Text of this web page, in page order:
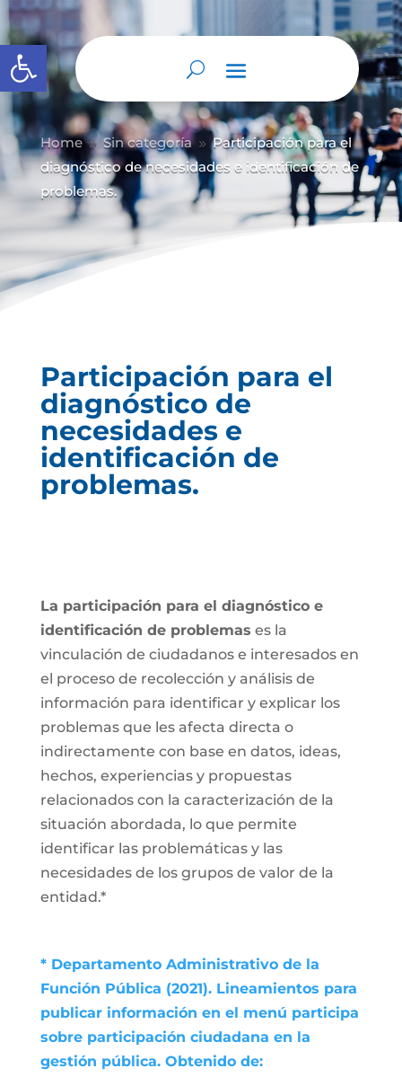
Abrir barra de herramientas
Home 9 Sin categoría 9 Participación para el
diagnóstico de necesidades e identificación de
problemas.
Participación para el
diagnóstico de
necesidades e
identificación de
problemas.
La participación para el diagnóstico e
identificación de problemas es la
vinculación de ciudadanos e interesados en
el proceso de recolección y análisis de
información para identificar y explicar los
problemas que les afecta directa o
indirectamente con base en datos, ideas,
hechos, experiencias y propuestas
relacionados con la caracterización de la
situación abordada, lo que permite
identificar las problemáticas y las
necesidades de los grupos de valor de la
entidad.*
* Departamento Administrativo de la
Función Pública (2021). Lineamientos para
publicar información en el menú participa
sobre participación ciudadana en la
gestión pública. Obtenido de: